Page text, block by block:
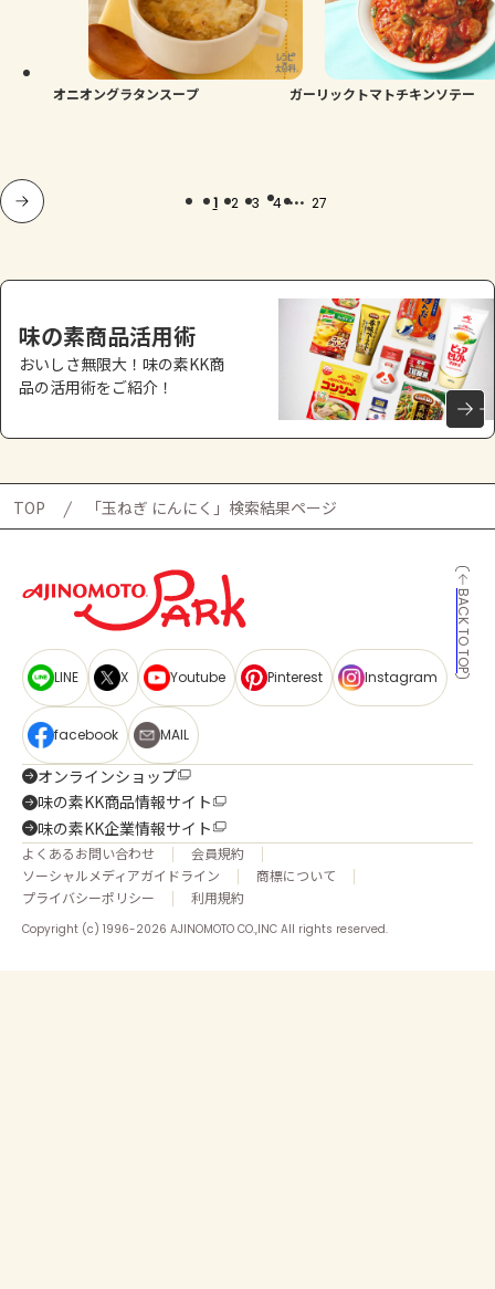
オニオングラタンスープ ガーリックトマトチキンソテー
1 2 3 4 ... 27
味の素商品活用術
おいしさ無限大！味の素KK商
品の活用術をご紹介！
TOP 「玉ねぎ にんにく」検索結果ページ
BACK TO TOP
LINE X Youtube Pinterest Instagram
facebook MAIL
オンラインショップ
味の素KK商品情報サイト
味の素KK企業情報サイト
よくあるお問い合わせ
会員規約
ソーシャルメディアガイドライン
商標について
プライバシーポリシー
利用規約
Copyright (c) 1996-2026 AJINOMOTO CO.,INC All rights reserved.